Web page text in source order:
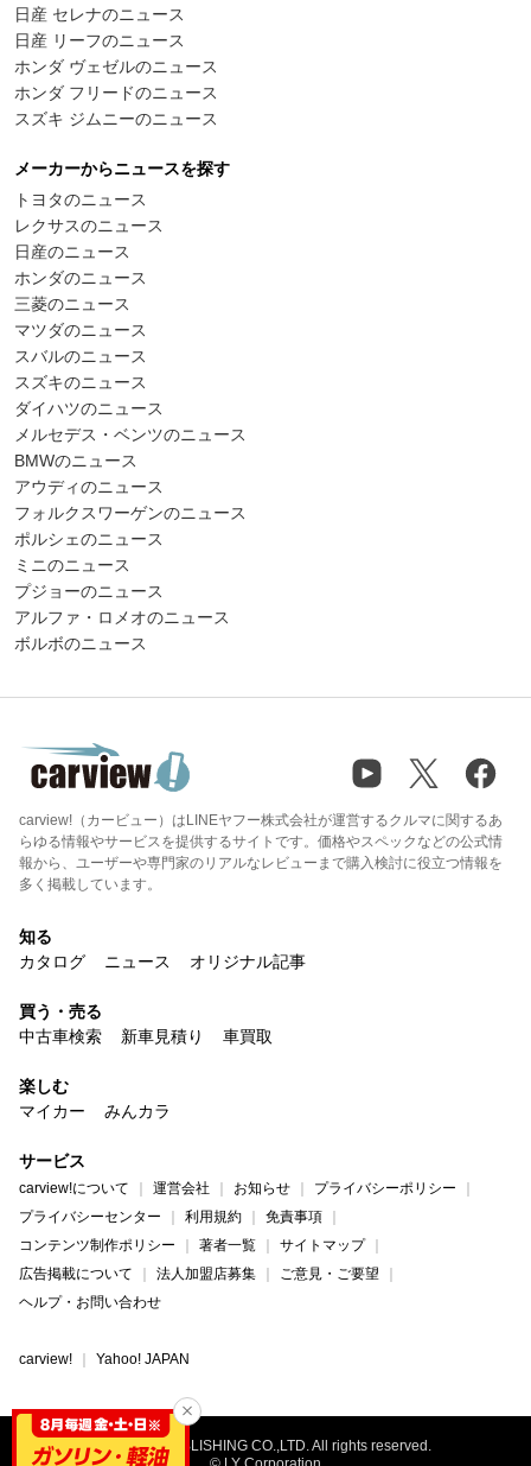
日産 セレナのニュース
日産 リーフのニュース
ホンダ ヴェゼルのニュース
ホンダ フリードのニュース
スズキ ジムニーのニュース
メーカーからニュースを探す
トヨタのニュース
レクサスのニュース
日産のニュース
ホンダのニュース
三菱のニュース
マツダのニュース
スバルのニュース
スズキのニュース
ダイハツのニュース
メルセデス・ベンツのニュース
BMWのニュース
アウディのニュース
フォルクスワーゲンのニュース
ポルシェのニュース
ミニのニュース
プジョーのニュース
アルファ・ロメオのニュース
ボルボのニュース
carview!（カービュー）はLINEヤフー株式会社が運営するクルマに関するあ
らゆる情報やサービスを提供するサイトです。価格やスペックなどの公式情
報から、ユーザーや専門家のリアルなレビューまで購入検討に役立つ情報を
多く掲載しています。
知る
カタログ
ニュース オリジナル記事
買う・売る
中古車検索
新車見積り 車買取
楽しむ
マイカー
みんカラ
サービス
carview!について 運営会社 お知らせ
プライバシーポリシー
プライバシーセンター
利用規約
免責事項
コンテンツ制作ポリシー
著者一覧
サイトマップ
広告掲載について
法人加盟店募集
ご意見・ご要望
ヘルプ・お問い合わせ
carview! Yahoo! JAPAN
©NAIGAI PUBLISHING CO.,LTD. All rights reserved.